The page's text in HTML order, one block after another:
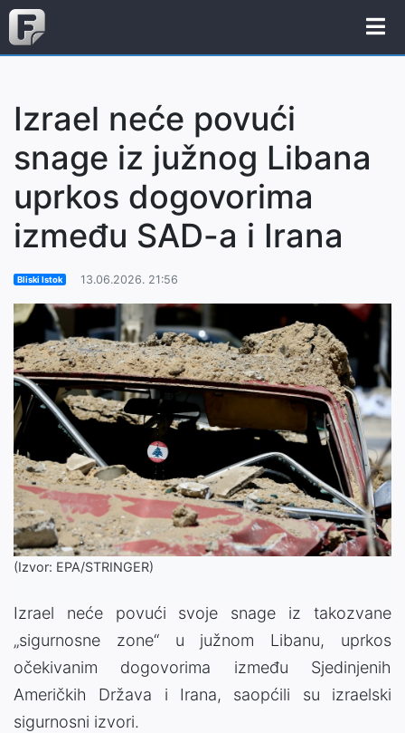
Izrael neće povući
snage iz južnog Libana
uprkos dogovorima
između SAD-a i Irana
Bliski Istok 13.06.2026. 21:56
(Izvor: EPA/STRINGER)
Izrael neće povući svoje snage iz takozvane
„sigurnosne zone“ u južnom Libanu, uprkos
očekivanim dogovorima između Sjedinjenih
Američkih Država i Irana, saopćili su izraelski
sigurnosni izvori.